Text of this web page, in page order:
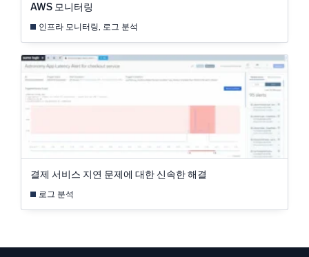
AWS 모니터링
인프라 모니터링, 로그 분석
결제 서비스 지연 문제에 대한 신속한 해결
로그 분석